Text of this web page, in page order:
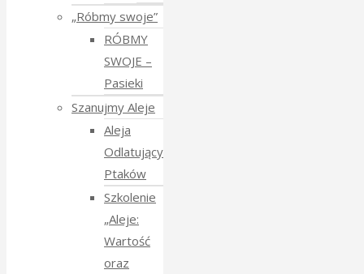
„Róbmy swoje”
RÓBMY
SWOJE –
Pasieki
Szanujmy Aleje
Aleja
Odlatujących
Ptaków
Szkolenie
„Aleje:
Wartość
oraz